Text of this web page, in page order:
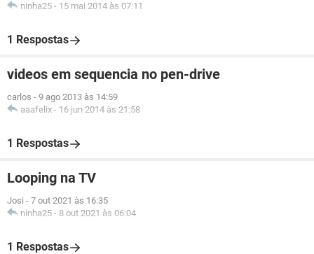
ninha25 - 15 mai 2014 às 07:11
1 Respostas
videos em sequencia no pen-drive
carlos - 9 ago 2013 às 14:59
aaafelix - 16 jun 2014 às 21:58
1 Respostas
Looping na TV
Josi - 7 out 2021 às 16:35
ninha25 - 8 out 2021 às 06:04
1 Respostas